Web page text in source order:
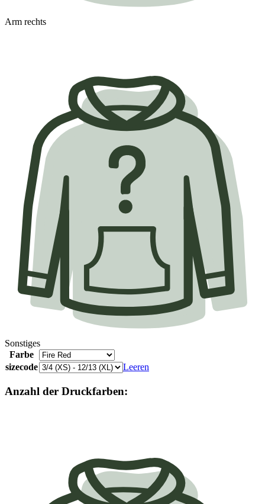
Arm rechts
Sonstiges
Farbe
sizecode
Leeren
Anzahl der Druckfarben: